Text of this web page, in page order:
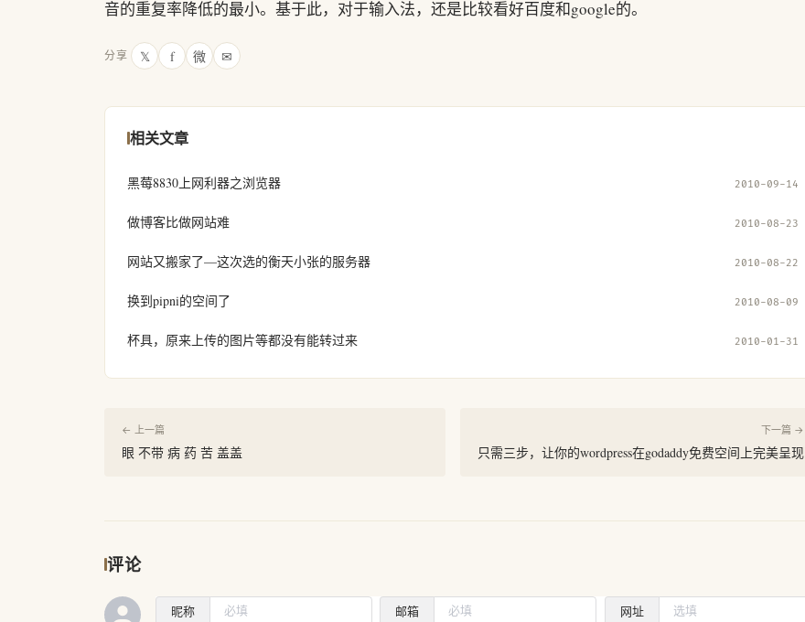
音的重复率降低的最小。基于此，对于输入法，还是比较看好百度和google的。
分享 𝕏 f 微 ✉
相关文章
黑莓8830上网利器之浏览器 2010-09-14
做博客比做网站难 2010-08-23
网站又搬家了—这次选的衡天小张的服务器 2010-08-22
换到pipni的空间了 2010-08-09
杯具，原来上传的图片等都没有能转过来 2010-01-31
← 上一篇
眼 不带 病 药 苦 盖盖
下一篇 →
只需三步，让你的wordpress在godaddy免费空间上完美呈现
评论
昵称 邮箱 网址